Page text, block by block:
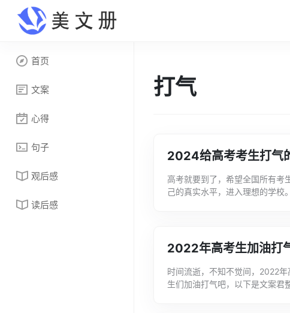
首页
文案
心得
句子
观后感
读后感
打气
2024给高考考生打气
高考就要到了，希望全国所有考
己的真实水平，进入理想的学校
2022年高考生加油打
时间流逝，不知不觉间，2022
生们加油打气吧，以下是文案君